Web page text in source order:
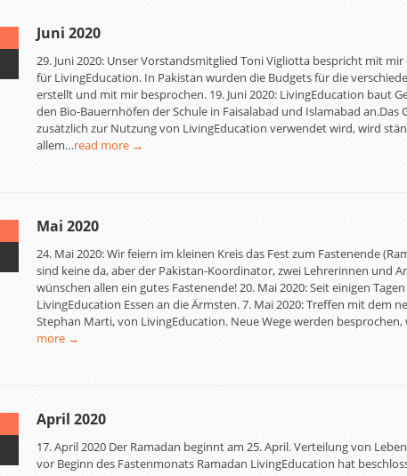
Juni 2020
29. Juni 2020: Unser Vorstandsmitglied Toni Vigliotta bespricht mit
für LivingEducation. In Pakistan wurden die Budgets für die
erstellt und mit mir besprochen. 19. Juni 2020: LivingEducation baut
den Bio-Bauernhöfen der Schule in Faisalabad und Islamabad an.Das
zusätzlich zur Nutzung von LivingEducation verwendet wird, wird
allem…read more →
Mai 2020
24. Mai 2020: Wir feiern im kleinen Kreis das Fest zum Fastenende
sind keine da, aber der Pakistan-Koordinator, zwei Lehrerinnen und
wünschen allen ein gutes Fastenende! 20. Mai 2020: Seit einigen
LivingEducation Essen an die Ärmsten. 7. Mai 2020: Treffen mit dem
Stephan Marti, von LivingEducation. Neue Wege werden
more →
April 2020
17. April 2020 Der Ramadan beginnt am 25. April. Verteilung von
vor Beginn des Fastenmonats Ramadan LivingEducation hat